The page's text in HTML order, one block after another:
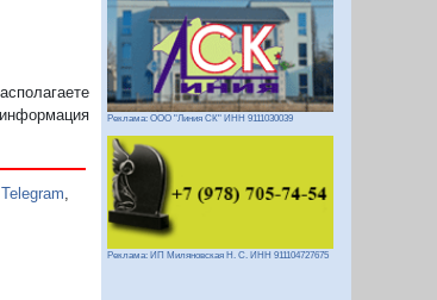
Telegram
Реклама: ООО "Линия СК" ИНН 9111030039
Реклама: ИП Миляновская Н. С. ИНН 911104727675